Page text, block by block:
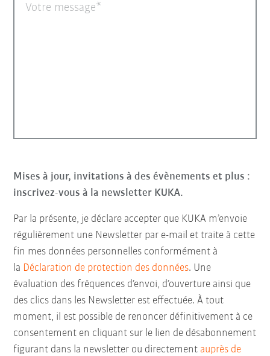
Votre message
Mises à jour, invitations à des évènements et plus :
inscrivez-vous à la newsletter KUKA.
Par la présente, je déclare accepter que KUKA m’envoie
régulièrement une Newsletter par e-mail et traite à cette
fin mes données personnelles conformément à
la Déclaration de protection des données. Une
évaluation des fréquences d’envoi, d’ouverture ainsi que
des clics dans les Newsletter est effectuée. À tout
moment, il est possible de renoncer définitivement à ce
consentement en cliquant sur le lien de désabonnement
figurant dans la newsletter ou directement auprès de